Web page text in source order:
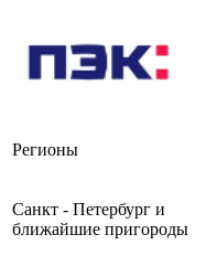
Регионы
Санкт - Петербург и
ближайшие пригороды